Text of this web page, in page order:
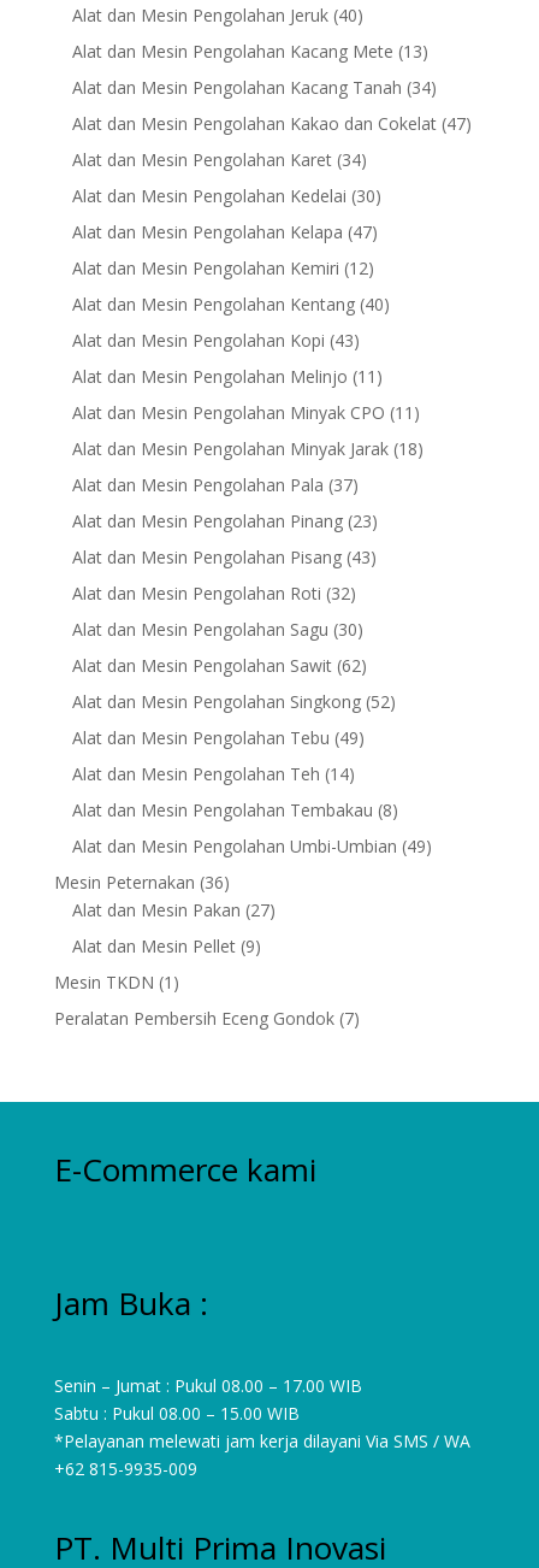
Alat dan Mesin Pengolahan Jeruk 4040
products
Alat dan Mesin Pengolahan Kacang Mete 1313
products
Alat dan Mesin Pengolahan Kacang Tanah 3434
products
Alat dan Mesin Pengolahan Kakao dan Cokelat 4747
Alat dan Mesin Pengolahan Karet 3434
products
Alat dan Mesin Pengolahan Kedelai 3030
products
Alat dan Mesin Pengolahan Kelapa 4747
products
Alat dan Mesin Pengolahan Kemiri 1212
products
Alat dan Mesin Pengolahan Kentang 4040
Alat dan Mesin Pengolahan Kopi 4343
products
Alat dan Mesin Pengolahan Melinjo 11 11
products
Alat dan Mesin Pengolahan Minyak CPO 11 11
products
Alat dan Mesin Pengolahan Minyak Jarak 1818
Alat dan Mesin Pengolahan Pala 3737
products
Alat dan Mesin Pengolahan Pinang 2323
products
Alat dan Mesin Pengolahan Pisang 4343
Alat dan Mesin Pengolahan Roti 3232
products
Alat dan Mesin Pengolahan Sagu 3030
products
Alat dan Mesin Pengolahan Sawit 6262
products
Alat dan Mesin Pengolahan Singkong 5252
Alat dan Mesin Pengolahan Tebu 4949
Alat dan Mesin Pengolahan Teh 1414
products
Alat dan Mesin Pengolahan Tembakau 88
products
Alat dan Mesin Pengolahan Umbi-Umbian 4949
Mesin Peternakan 3636
products
Alat dan Mesin Pakan 2727
Alat dan Mesin Pellet 99
Mesin TKDN 1 1
product
Peralatan Pembersih Eceng Gondok 77
E-Commerce kami
Jam Buka :
Senin – Jumat : Pukul 08.00 – 17.00 WIB
Sabtu : Pukul 08.00 – 15.00 WIB
*Pelayanan melewati jam kerja dilayani Via SMS / WA
+62 815-9935-009
PT. Multi Prima Inovasi